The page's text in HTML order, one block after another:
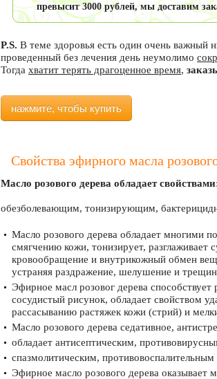
превысит 3000 рублей, мы доставим
P.S. В теме здоровья есть один очень важный
проведенный без лечения день неумолимо
Тогда хватит терять драгоценное время,
нажмите, чтобы купить
Свойства эфирного масла
Масло розового дерева обладает
обезболевающим, тонизирующим,
Масло розового дерева обладает многими
смягчению кожи, тонизирует,
кровообращение и внутрикожный обмен
устраняя раздражение, шелушение и
Эфирное масл розовог дерева
сосудистый рисунок, обладает свойством
рассасыванию растяжек кожи (стрий) и
Масло розового дерева седативное,
обладает антисептическим,
спазмолитическим,
Эфирное масло розового дерева оказывает